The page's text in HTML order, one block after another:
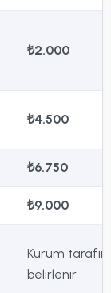
₺2.000
₺4.500
₺6.750
₺9.000
Kurum
belirlenir